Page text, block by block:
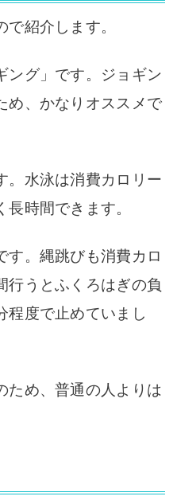
紹介します。
グ」です。ジョギン
め、かなりオススメで
水泳は消費カロリー
時間できます。
。縄跳びも消費カロ
行うとふくろはぎの負
程度で止めていまし
め、普通の人よりは
。